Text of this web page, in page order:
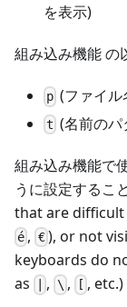
を表示)
組み込み機能 の
p (ファイ
t (名前の
組み込み機能で
うに設定するこ
that are difficult
é , €), or not
keyboards do
as
, \ , [ , etc.)